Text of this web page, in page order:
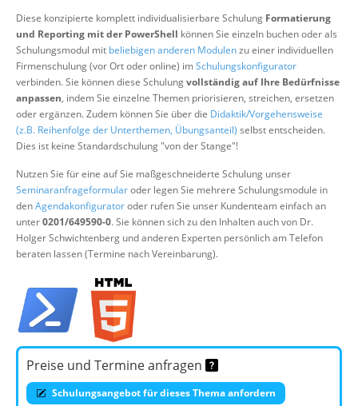
Suche
Diese konzipierte komplett individualisierbare Schulung Formatierung
und Reporting mit der PowerShell können Sie einzeln buchen oder als
Schulungsmodul mit beliebigen anderen Modulenzu einer individuellen
Firmenschulung (vor Ort oder online) imSchulungskonfigurator
verbinden. Sie können diese Schulungvollständig auf Ihre Bedürfnisse
anpassen, indem Sie einzelne Themen priorisieren, streichen, ersetzen
oder ergänzen. Zudem können Sie über die Didaktik/Vorgehensweise
(z.B. Reihenfolge der Unterthemen, Übungsanteil) selbst entscheiden.
Dies ist keine Standardschulung "von der Stange"!
Nutzen Sie für eine auf Sie maßgeschneiderte Schulung unser
Seminaranfrageformularoder legen Sie mehrere Schulungsmodule in
denAgendakonfiguratoroder rufen Sie unser Kundenteam einfach an
unter0201/649590-0. Sie können sich zu den Inhalten auch von Dr.
Holger Schwichtenberg und anderen Experten persönlich am Telefon
beraten lassen (Termine nach Vereinbarung).
Preise und Termine anfragen
Schulungsangebot für dieses Thema anfordern